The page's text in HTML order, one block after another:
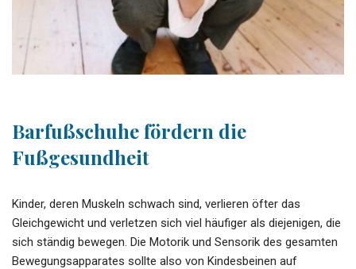
Barfußschuhe fördern die
Fußgesundheit
Kinder, deren Muskeln schwach sind, verlieren öfter das
Gleichgewicht und verletzen sich viel häufiger als diejenigen, die
sich ständig bewegen. Die Motorik und Sensorik des gesamten
Bewegungsapparates sollte also von Kindesbeinen auf